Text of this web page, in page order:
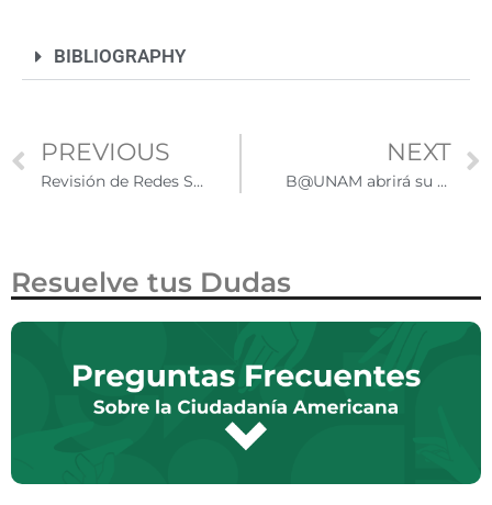
BIBLIOGRAPHY
PREVIOUS
Revisión de Redes Sociales para Visas H-1B: nuevas medidas desde el 15 de diciembre
NEXT
B@UNAM abrirá su convocatoria de pre-registro en febrero de 2026
Resuelve tus Dudas